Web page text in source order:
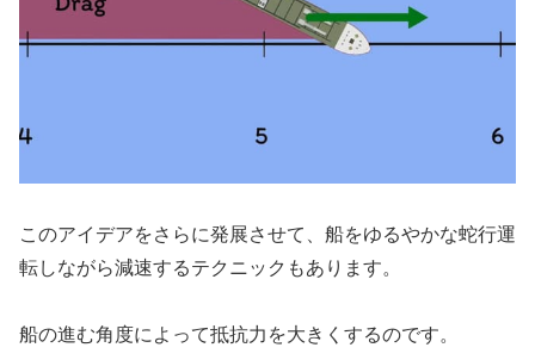
このアイデアをさらに発展させて、船をゆるやかな蛇行運
転しながら減速するテクニックもあります。
船の進む角度によって抵抗力を大きくするのです。